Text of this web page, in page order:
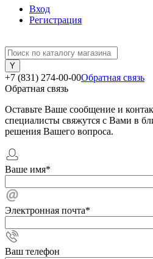
Вход
Регистрация
+7 (831) 274-00-00Обратная связь
Обратная связь
Оставьте Ваше сообщение и
специалисты свяжутся с Вами в
решения Вашего вопроса.
Ваше имя*
Электронная почта*
Ваш телефон